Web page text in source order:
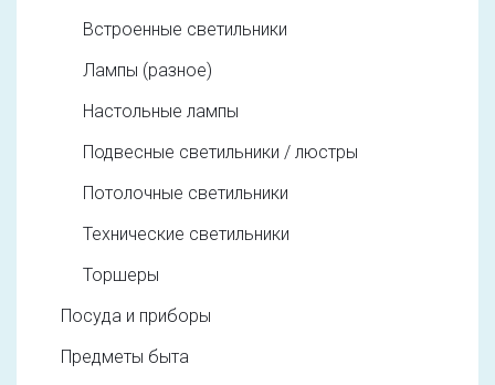
Встроенные светильники
Лампы (разное)
Настольные лампы
Подвесные светильники / люстры
Потолочные светильники
Технические светильники
Торшеры
Посуда и приборы
Предметы быта